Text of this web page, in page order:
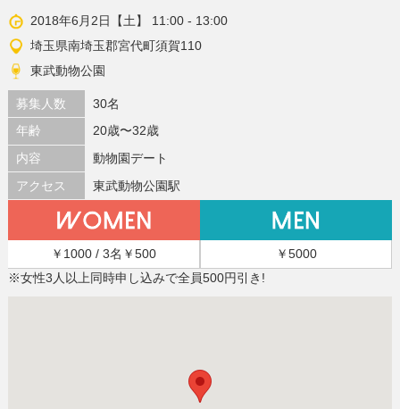
2018年6月2日【土】 11:00 - 13:00
埼玉県南埼玉郡宮代町須賀110
東武動物公園
募集人数
30名
年齢
20歳〜32歳
内容
動物園デート
アクセス
東武動物公園駅
￥1000 / 3名￥500
￥5000
※女性3人以上同時申し込みで全員500円引き!